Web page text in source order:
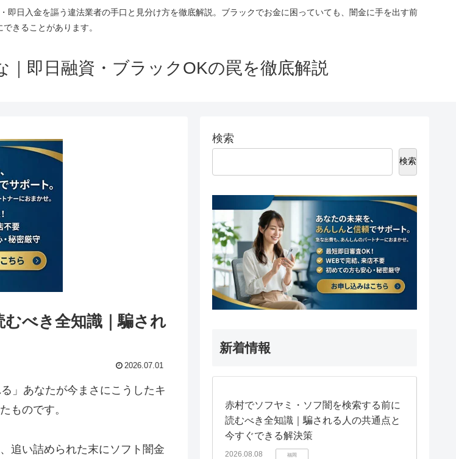
日入金を謳う違法業者の手口と見分け方を徹底解説。ブラックでお金に困っていても、闇金に手を出す前
できることがあります。
即日融資・ブラックOKの罠を徹底解説
べき全知識｜騙され
2026.07.01
」あなたが今まさにこうしたキ
ものです。
追い詰められた末にソフト闇金
検索
検索
新着情報
赤村でソフヤミ・ソフ闇を検索する前に
読むべき全知識｜騙される人の共通点と
今すぐできる解決策
2026.08.08 福岡